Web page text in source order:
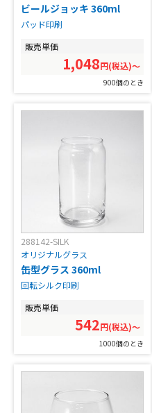
ビールジョッキ 360ml
パッド印刷
販売単価
1,048円(税込)〜
900個のとき
288142-SILK
オリジナルグラス
缶型グラス 360ml
回転シルク印刷
販売単価
542円(税込)〜
1000個のとき